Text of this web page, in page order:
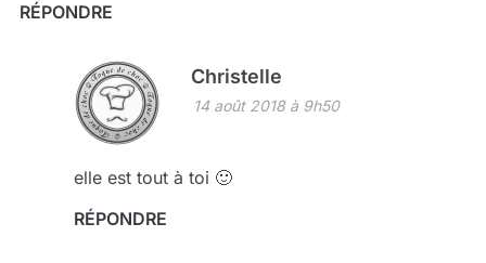
RÉPONDRE
Christelle
14 août 2018 à 9h50
elle est tout à toi 🙂
RÉPONDRE